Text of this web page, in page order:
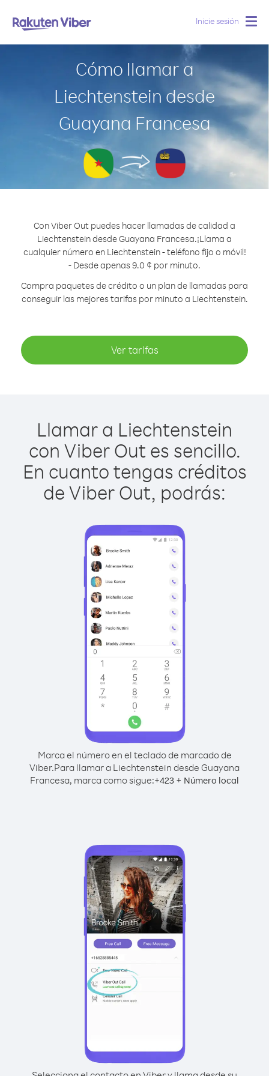
Inicie sesión
Cómo llamar a
Liechtenstein desde
Guayana Francesa
Con Viber Out puedes hacer llamadas de calidad a
Liechtenstein desde Guayana Francesa.¡Llama a
cualquier número en Liechtenstein - teléfono fijo o móvil!
- Desde apenas 9.0 ¢ por minuto.
Compra paquetes de crédito o un plan de llamadas para
conseguir las mejores tarifas por minuto a Liechtenstein.
Ver tarifas
Llamar a Liechtenstein
con Viber Out es sencillo.
En cuanto tengas créditos
de Viber Out, podrás:
Marca el número en el teclado de marcado de
Viber.Para llamar a Liechtenstein desde Guayana
Francesa, marca como sigue:+423 + Número local